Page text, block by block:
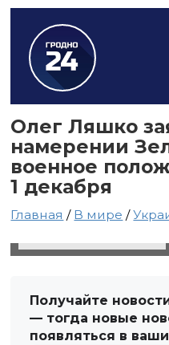
Олег Ляшко
намерении
военное
1 декабря
Главная / В мире /
Получайте
— тогда новые
появляться в